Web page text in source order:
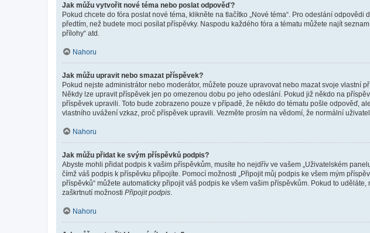
Jak můžu vytvořit nové téma nebo poslat odpověď?
Pokud chcete do fóra poslat nové téma, klikněte na tlačítko „Nové téma“. Pro odeslání
předtím, než budete moci posílat příspěvky. Naspodu každého fóra a tématu můžete najít
přílohy“ atd.
Nahoru
Jak můžu upravit nebo smazat příspěvek?
Pokud nejste administrátor nebo moderátor, můžete pouze upravovat nebo mazat svoje vlastní
Někdy lze upravit příspěvek jen po omezenou dobu po jeho odeslání. Pokud již někdo na
příspěvek upravili. Toto bude zobrazeno pouze v případě, že někdo do tématu pošle odpověď,
vlastního uvážení vzkaz, proč příspěvek upravili. Vezměte prosím na vědomí, že normální
Nahoru
Jak můžu přidat ke svým příspěvků podpis?
Abyste mohli přidat podpis k vašim příspěvkům, musíte ho nejdřív ve vašem „Uživatelském
čímž váš podpis k příspěvku připojíte. Pomocí možnosti „Připojit můj podpis ke všem mým
příspěvků“ můžete automaticky připojit váš podpis ke všem vašim příspěvkům. Pokud to
zaškrtnutí možnosti Připojit podpis
Nahoru